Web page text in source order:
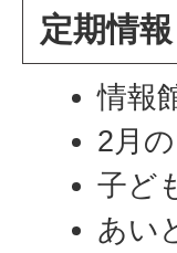
定期情報
情報
2月
子ど
あい